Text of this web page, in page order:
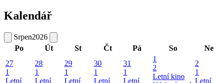
Kalendář
Srpen2026
Po
Út St Čt Pá So
Ne
27
1
Letní
28
1
Letní
29
1
Letní
30
1
Letní
31
1
Letní
1
2
Letní kino
2
1
Letní